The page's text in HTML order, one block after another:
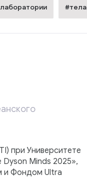
#тела
при Университете
Minds 2025»,
и Фондом Ultra